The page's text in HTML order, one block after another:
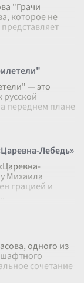
"Грачи
которое не
— это
русской
переднем плане
Лебедь»
Михаила
грацией и
одного из
сочетание